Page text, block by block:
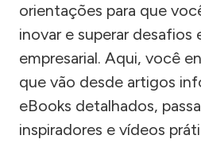
orientações para que
inovar e superar desafios
empresarial. Aqui, você
que vão desde artigos
eBooks detalhados,
inspiradores e vídeos